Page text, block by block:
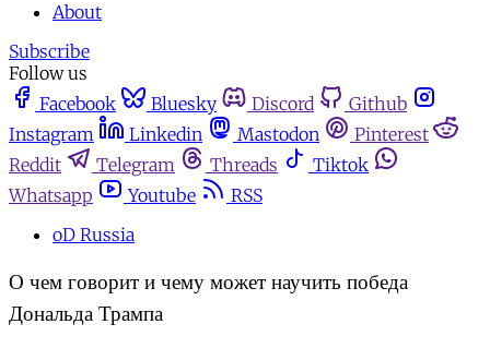
About
Subscribe
Follow us
Facebook
Bluesky Discord
Github
Instagram
Linkedin Mastodon
Pinterest
Reddit
Telegram Threads
Tiktok
Whatsapp
Youtube
RSS
oD Russia
О чем говорит и чему может научить победа
Дональда Трампа